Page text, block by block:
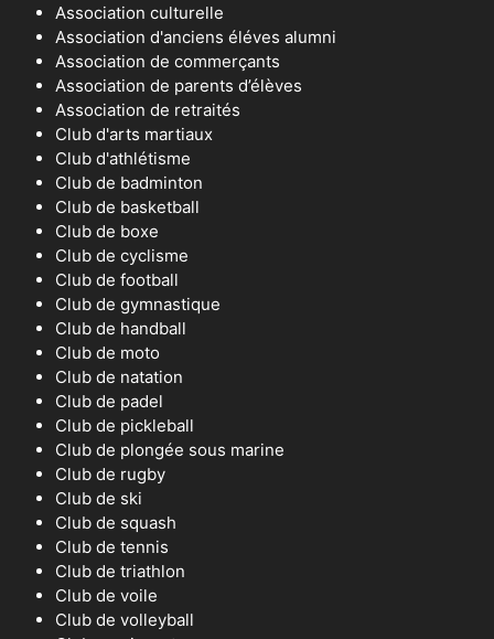
Association culturelle
Association d'anciens éléves alumni
Association de commerçants
Association de parents d’élèves
Association de retraités
Club d'arts martiaux
Club d'athlétisme
Club de badminton
Club de basketball
Club de boxe
Club de cyclisme
Club de football
Club de gymnastique
Club de handball
Club de moto
Club de natation
Club de padel
Club de pickleball
Club de plongée sous marine
Club de rugby
Club de ski
Club de squash
Club de tennis
Club de triathlon
Club de voile
Club de volleyball